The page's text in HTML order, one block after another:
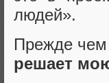
людей».
Прежде
решает